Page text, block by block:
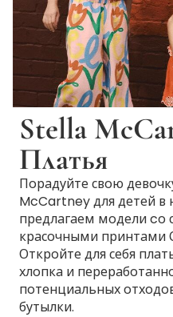
Stella
Платья
Порадуйте свою
McCartney для детей
предлагаем модели cо
красочными принтами
Откройте для себя
хлопка и
потенциальных
бутылки.